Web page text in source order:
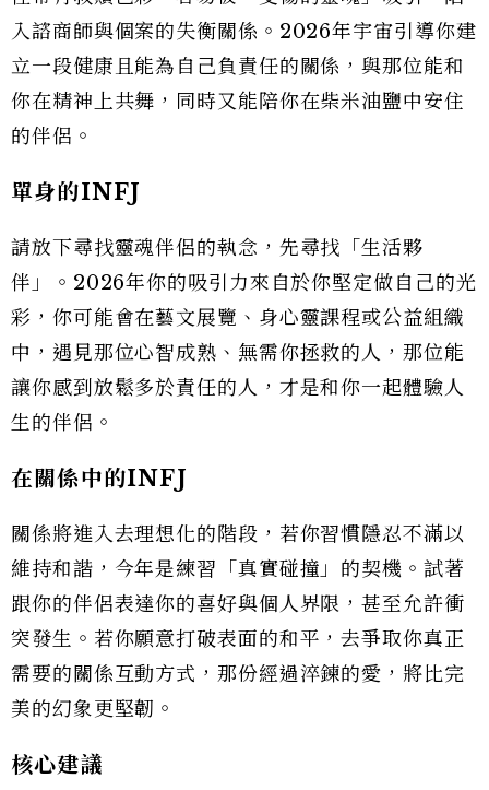
入諮商師與個案的失衡關係。2026年宇宙引導你建
立一段健康且能為自己負責任的關係，與那位能和
你在精神上共舞，同時又能陪你在柴米油鹽中安住
的伴侶。
單身的INFJ
請放下尋找靈魂伴侶的執念，先尋找「生活夥
伴」。2026年你的吸引力來自於你堅定做自己的光
彩，你可能會在藝文展覽、身心靈課程或公益組織
中，遇見那位心智成熟、無需你拯救的人，那位能
讓你感到放鬆多於責任的人，才是和你一起體驗人
生的伴侶。
在關係中的INFJ
關係將進入去理想化的階段，若你習慣隱忍不滿以
維持和諧，今年是練習「真實碰撞」的契機。試著
跟你的伴侶表達你的喜好與個人界限，甚至允許衝
突發生。若你願意打破表面的和平，去爭取你真正
需要的關係互動方式，那份經過淬鍊的愛，將比完
美的幻象更堅韌。
核心建議